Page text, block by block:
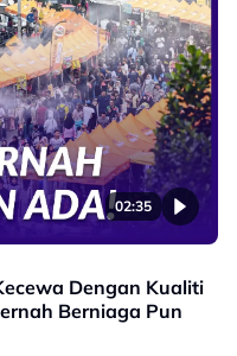
02:35
Dengan Kualiti
Berniaga Pun